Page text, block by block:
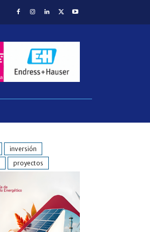
inversión
proyectos